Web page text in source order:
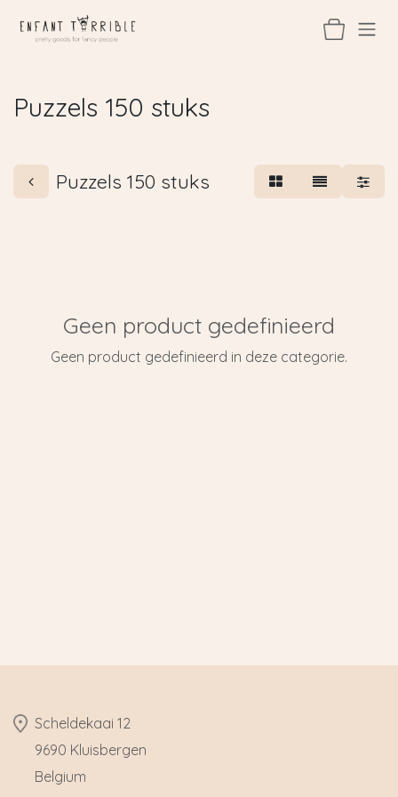
Puzzels 150 stuks
Puzzels 150 stuks
Geen product gedefinieerd
Geen product gedefinieerd in deze categorie.
​Scheldekaai 12
9690 Kluisbergen
​Belgium